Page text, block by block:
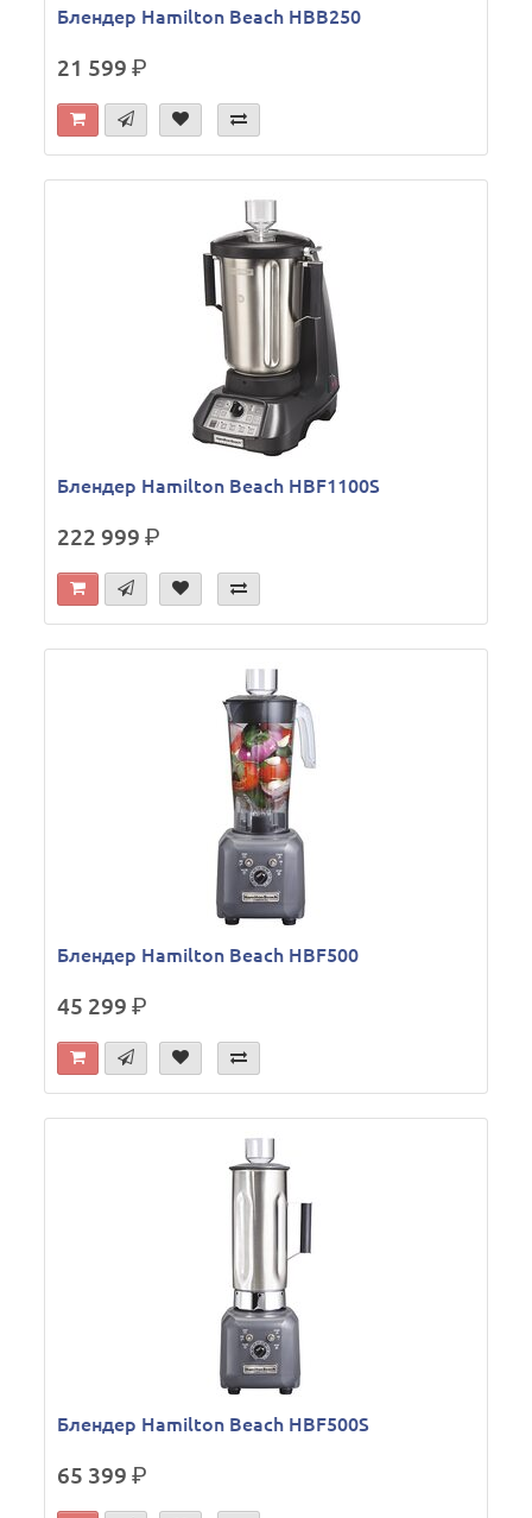
Блендер Hamilton Beach HBB250
21 599р.
Блендер Hamilton Beach HBF1100S
222 999р.
Блендер Hamilton Beach HBF500
45 299р.
Блендер Hamilton Beach HBF500S
65 399р.